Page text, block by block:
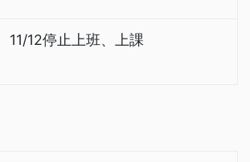
11/12停止上班、上課